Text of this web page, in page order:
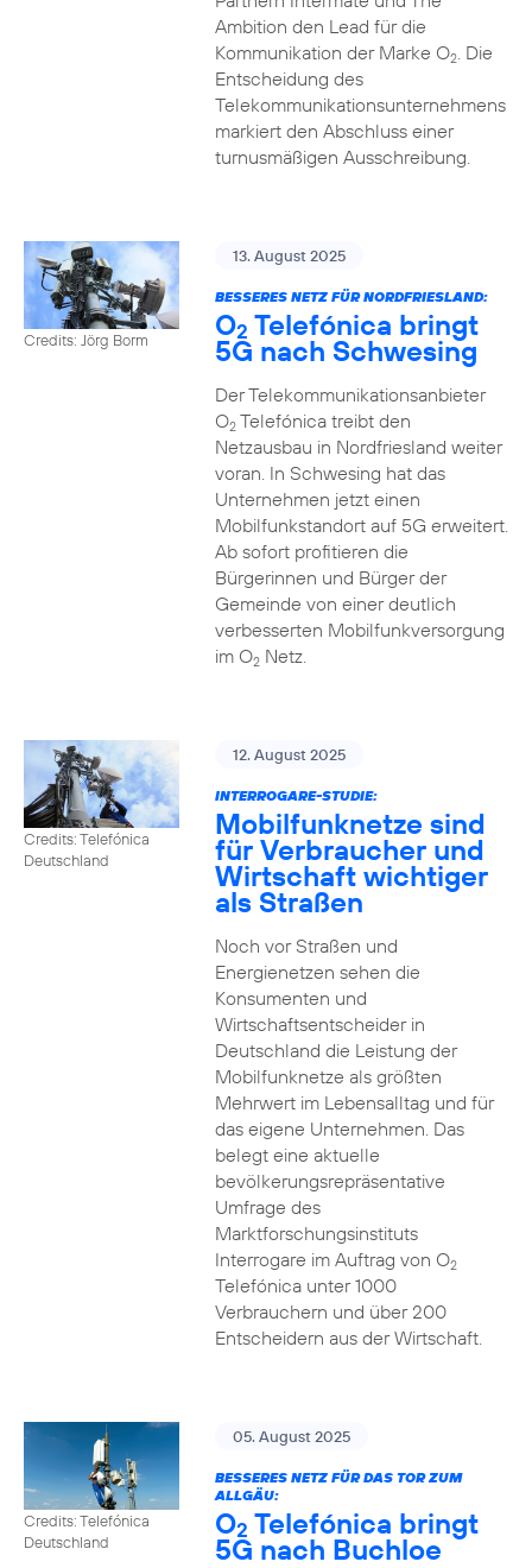
Ambition den Lead für die
Kommunikation der Marke O2. Die
Entscheidung des
Telekommunikationsunternehmens
markiert den Abschluss einer
turnusmäßigen Ausschreibung.
Credits: Jörg Borm
13. August 2025
BESSERES NETZ FÜR NORDFRIESLAND:
O2 Telefónica bringt
5G nach Schwesing
Der Telekommunikationsanbieter
O2Telefónica treibt den
Netzausbau in Nordfriesland weiter
voran. In Schwesing hat das
Unternehmen jetzt einen
Mobilfunkstandort auf 5G erweitert.
Ab sofort profitieren die
Bürgerinnen und Bürger der
Gemeinde von einer deutlich
verbesserten Mobilfunkversorgung
im O2Netz.
Credits: Telefónica
Deutschland
12. August 2025
INTERROGARE-STUDIE:
Mobilfunknetze sind
für Verbraucher und
Wirtschaft wichtiger
als Straßen
Noch vor Straßen und
Energienetzen sehen die
Konsumenten und
Wirtschaftsentscheider in
Deutschland die Leistung der
Mobilfunknetze als größten
Mehrwert im Lebensalltag und für
das eigene Unternehmen. Das
belegt eine aktuelle
bevölkerungsrepräsentative
Umfrage des
Marktforschungsinstituts
Interrogare im Auftrag von O2
Telefónica unter 1000
Verbrauchern und über 200
Entscheidern aus der Wirtschaft.
Credits: Telefónica
Deutschland
05. August 2025
BESSERES NETZ FÜR DAS TOR ZUM
ALLGÄU:
O2 Telefónica bringt
5G nach Buchloe